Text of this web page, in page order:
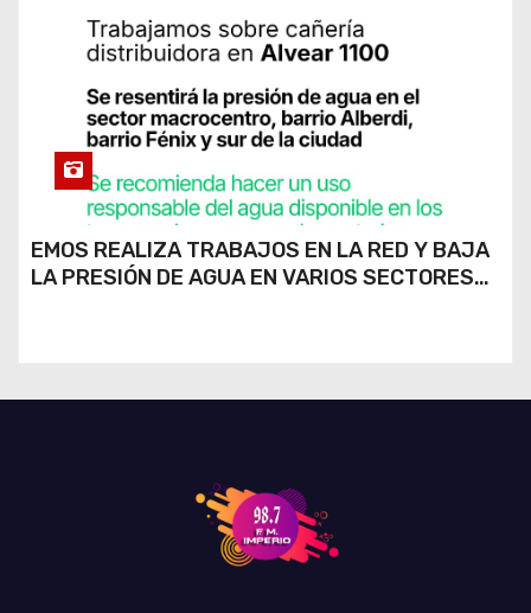
EMOS REALIZA TRABAJOS EN LA RED Y BAJA
LA PRESIÓN DE AGUA EN VARIOS SECTORES